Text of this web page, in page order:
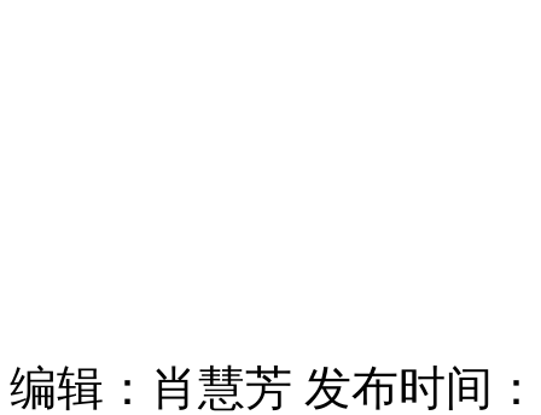
编辑：肖慧芳 发布时间